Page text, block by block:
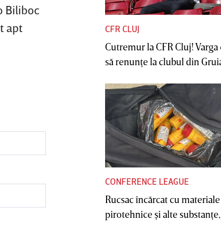
Biliboc
apt
CFR CLUJ
Cutremur la CFR Cluj! Varga
să renunţe la clubul din
CONFERENCE LEAGUE
Rucsac încărcat cu materiale
pirotehnice şi alte substanţe,